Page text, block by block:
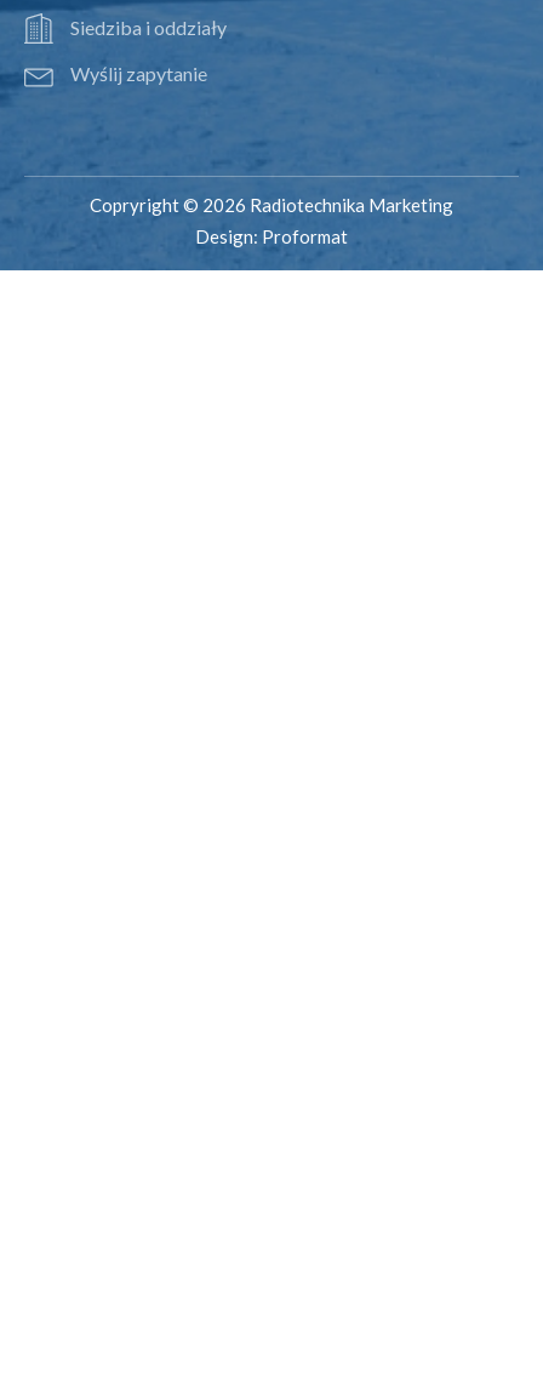
Siedziba i oddziały
Wyślij zapytanie
Copryright © 2026 Radiotechnika Marketing
Design: Proformat